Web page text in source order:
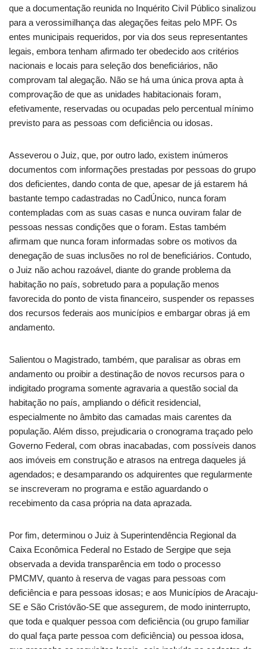
que a documentação reunida no Inquérito Civil Público sinalizou
para a verossimilhança das alegações feitas pelo MPF. Os
entes municipais requeridos, por via dos seus representantes
legais, embora tenham afirmado ter obedecido aos critérios
nacionais e locais para seleção dos beneficiários, não
comprovam tal alegação. Não se há uma única prova apta à
comprovação de que as unidades habitacionais foram,
efetivamente, reservadas ou ocupadas pelo percentual mínimo
previsto para as pessoas com deficiência ou idosas.
Asseverou o Juiz, que, por outro lado, existem inúmeros
documentos com informações prestadas por pessoas do grupo
dos deficientes, dando conta de que, apesar de já estarem há
bastante tempo cadastradas no CadÚnico, nunca foram
contempladas com as suas casas e nunca ouviram falar de
pessoas nessas condições que o foram. Estas também
afirmam que nunca foram informadas sobre os motivos da
denegação de suas inclusões no rol de beneficiários. Contudo,
o Juiz não achou razoável, diante do grande problema da
habitação no país, sobretudo para a população menos
favorecida do ponto de vista financeiro, suspender os repasses
dos recursos federais aos municípios e embargar obras já em
andamento.
Salientou o Magistrado, também, que paralisar as obras em
andamento ou proibir a destinação de novos recursos para o
indigitado programa somente agravaria a questão social da
habitação no país, ampliando o déficit residencial,
especialmente no âmbito das camadas mais carentes da
população. Além disso, prejudicaria o cronograma traçado pelo
Governo Federal, com obras inacabadas, com possíveis danos
aos imóveis em construção e atrasos na entrega daqueles já
agendados; e desamparando os adquirentes que regularmente
se inscreveram no programa e estão aguardando o
recebimento da casa própria na data aprazada.
Por fim, determinou o Juiz à Superintendência Regional da
Caixa Econômica Federal no Estado de Sergipe que seja
observada a devida transparência em todo o processo
PMCMV, quanto à reserva de vagas para pessoas com
deficiência e para pessoas idosas; e aos Municípios de Aracaju-
SE e São Cristóvão-SE que assegurem, de modo ininterrupto,
que toda e qualquer pessoa com deficiência (ou grupo familiar
do qual faça parte pessoa com deficiência) ou pessoa idosa,